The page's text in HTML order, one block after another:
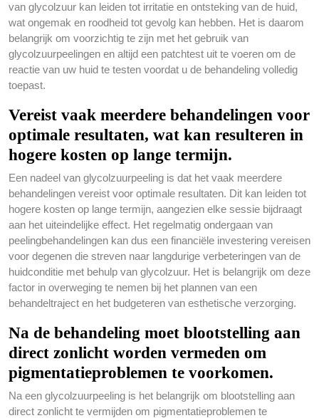
van glycolzuur kan leiden tot irritatie en ontsteking van de huid,
wat ongemak en roodheid tot gevolg kan hebben. Het is daarom
belangrijk om voorzichtig te zijn met het gebruik van
glycolzuurpeelingen en altijd een patchtest uit te voeren om de
reactie van uw huid te testen voordat u de behandeling volledig
toepast.
Vereist vaak meerdere behandelingen voor
optimale resultaten, wat kan resulteren in
hogere kosten op lange termijn.
Een nadeel van glycolzuurpeeling is dat het vaak meerdere
behandelingen vereist voor optimale resultaten. Dit kan leiden tot
hogere kosten op lange termijn, aangezien elke sessie bijdraagt
aan het uiteindelijke effect. Het regelmatig ondergaan van
peelingbehandelingen kan dus een financiële investering vereisen
voor degenen die streven naar langdurige verbeteringen van de
huidconditie met behulp van glycolzuur. Het is belangrijk om deze
factor in overweging te nemen bij het plannen van een
behandeltraject en het budgeteren van esthetische verzorging.
Na de behandeling moet blootstelling aan
direct zonlicht worden vermeden om
pigmentatieproblemen te voorkomen.
Na een glycolzuurpeeling is het belangrijk om blootstelling aan
direct zonlicht te vermijden om pigmentatieproblemen te